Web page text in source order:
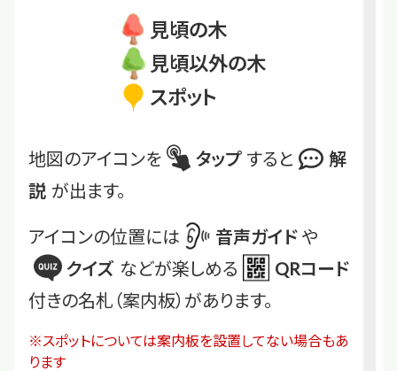
見頃の木
見頃以外の木
スポット
地図のアイコンを タップ すると
解
説 が出ます。
アイコンの位置には 音声ガイド や
クイズ などが楽しめる
QRコード
付きの名札（案内板）があります。
※スポットについては案内板を設置してない場合もあ
ります